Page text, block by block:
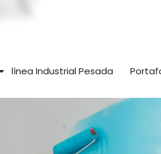
línea Industrial Pesada